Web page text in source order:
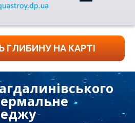
ГЛИБИНУ НА КАРТІ